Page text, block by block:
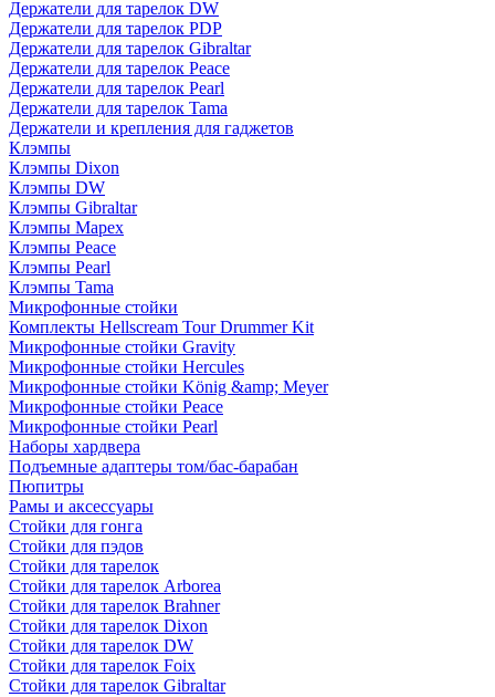
Держатели для тарелок DW
Держатели для тарелок PDP
Держатели для тарелок Gibraltar
Держатели для тарелок Peace
Держатели для тарелок Pearl
Держатели для тарелок Tama
Держатели и крепления для гаджетов
Клэмпы
Клэмпы Dixon
Клэмпы DW
Клэмпы Gibraltar
Клэмпы Mapex
Клэмпы Peace
Клэмпы Pearl
Клэмпы Tama
Микрофонные стойки
Комплекты Hellscream Tour Drummer Kit
Микрофонные стойки Gravity
Микрофонные стойки Hercules
Микрофонные стойки König &amp; Meyer
Микрофонные стойки Peace
Микрофонные стойки Pearl
Наборы хардвера
Подъемные адаптеры том/бас-барабан
Пюпитры
Рамы и аксессуары
Стойки для гонга
Стойки для пэдов
Стойки для тарелок
Стойки для тарелок Arborea
Стойки для тарелок Brahner
Стойки для тарелок Dixon
Стойки для тарелок DW
Стойки для тарелок Foix
Стойки для тарелок Gibraltar